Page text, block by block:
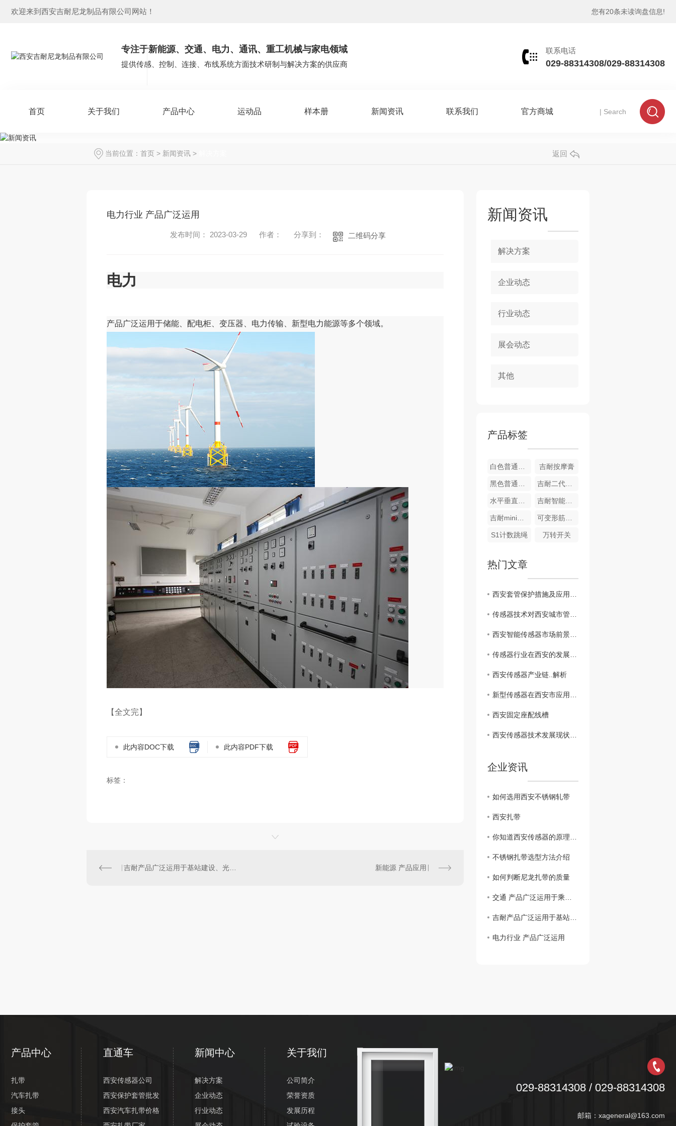
欢迎来到西安吉耐尼龙制品有限公司网站！ 您有20条未读询盘信息!
专注于新能源、交通、电力、通讯、重工机械与家电领域
提供传感、控制、连接、布线系统方面技术研制与解决方案的供应商
联系电话
029-88314308/029-88314308
首页 关于我们 产品中心 运动品 样本册 新闻资讯 联系我们 官方商城
当前位置： 首页 > 新闻资讯 > 返回
电力行业 产品广泛运用
发布时间： 2023-03-29 作者： 分享到： 二维码分享
电力
产品广泛运用于储能、配电柜、变压器、电力传输、新型电力能源等多个领域。
【全文完】
此内容DOC下载 此内容PDF下载
标签：
吉耐产品广泛运用于基站建设、光缆铺设等多个领域。 新能源 产品应用
新闻资讯
解决方案
企业动态
行业动态
展会动态
其他
产品标签
白色普通尼龙扎带 吉耐按摩膏
黑色普通尼龙扎带 吉耐二代电动筋膜球
水平垂直燃烧试验机与通电起痕试验机 吉耐智能空气屏跳绳
吉耐mini筋膜枪 可变形筋膜枪
S1计数跳绳 万转开关
热门文章
西安套管保护措施及应用技术
传感器技术对西安城市管理的重要性
西安智能传感器市场前景分析
传感器行业在西安的发展趋势展望
西安传感器产业链..解析
新型传感器在西安市应用探讨
西安固定座配线槽
西安传感器技术发展现状分析
企业资讯
如何选用西安不锈钢轧带
西安扎带
你知道西安传感器的原理与应用吗？
不锈钢扎带选型方法介绍
如何判断尼龙扎带的质量
交通 产品广泛运用于乘用车、重型机械、轨道交通、新能源汽车等多个领域。
吉耐产品广泛运用于基站建设、光缆铺设等多个领域。
电力行业 产品广泛运用
产品中心
扎带
汽车扎带
接头
直通车
西安传感器公司
西安保护套管批发
西安汽车扎带价格
新闻中心
解决方案
企业动态
行业动态
关于我们
公司简介
荣誉资质
发展历程
029-88314308 / 029-88314308
邮箱：xageneral@163.com